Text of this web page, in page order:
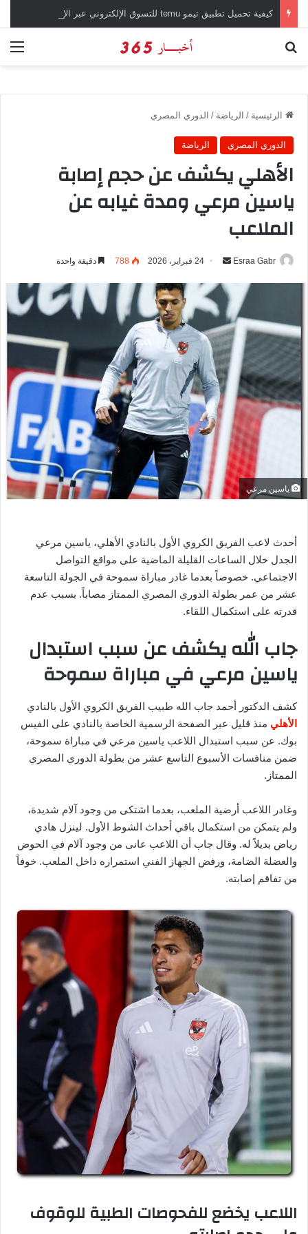
كيفية تحميل تطبيق تيمو temu للتسوق الإلكتروني عبر الإنترنت
الرئيسية / الرياضة / الدوري المصري
الدوري المصري الرياضة
الأهلي يكشف عن حجم إصابة
ياسين مرعي ومدة غيابه عن
الملاعب
Esraa Gabr
ل
ب
ر
ي
د
ا
إ
ل
و
ا
24 فبراير، 2026 788 دقيقة واحدة
ياسين مرعي
أحدث لاعب الفريق الكروي الأول بالنادي الأهلي، ياسين مرعي
الجدل خلال الساعات القليلة الماضية على مواقع التواصل
الاجتماعي. خصوصاً بعدما غادر مباراة سموحة في الجولة التاسعة
عشر من عمر بطولة الدوري المصري الممتاز مصاباً. بسبب عدم
قدرته على استكمال اللقاء.
جاب الله يكشف عن سبب استبدال
ياسين مرعي في مباراة سموحة
كشف الدكتور أحمد جاب الله طبيب الفريق الكروي الأول بالنادي
الأهلي منذ قليل عبر الصفحة الرسمية الخاصة بالنادي على الفيس
بوك. عن سبب استبدال اللاعب ياسين مرعي في مباراة سموحة،
ضمن منافسات الأسبوع التاسع عشر من بطولة الدوري المصري
الممتاز.
وغادر اللاعب أرضية الملعب، بعدما اشتكى من وجود آلام شديدة،
ولم يتمكن من استكمال باقي أحداث الشوط الأول. لينزل هادي
رياض بديلاً له. وقال جاب أن اللاعب عانى من وجود آلام في الحوض
والعضلة الضامة، ورفض الجهاز الفني استمراره داخل الملعب. خوفاً
من تفاقم إصابته.
اللاعب يخضع للفحوصات الطبية للوقوف